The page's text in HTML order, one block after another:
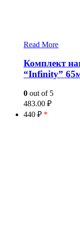
Read More
Комплект
“Infinity”
0 out of 5
483.00 ₽
440 ₽ *